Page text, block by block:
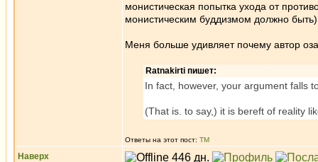
монистическая попытка ухода от
монистическим буддизмом должно
Меня больше удивляет почему автор
Ratnakirti пишет:
In fact, however, your argument falls
(That is. to say,) it is bereft of reality
Ответы на этот пост: ТМ
Наверх